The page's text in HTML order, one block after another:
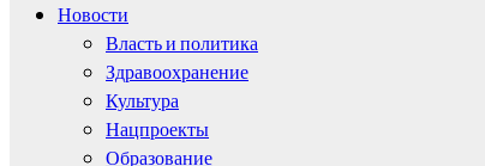
Новости
Власть и политика
Здравоохранение
Культура
Нацпроекты
Образование